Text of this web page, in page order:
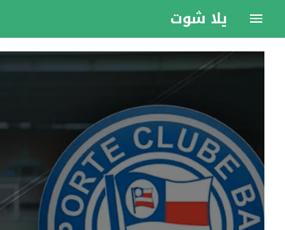
يلا شوت